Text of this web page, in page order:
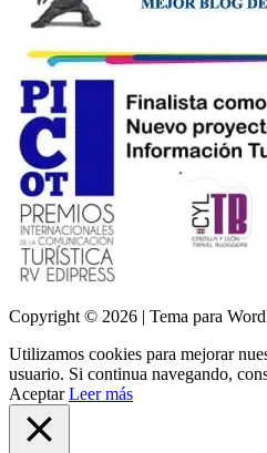
Copyright © 2026 | Tema para
Utilizamos cookies para mejorar
usuario. Si continua navegando,
Aceptar Leer más